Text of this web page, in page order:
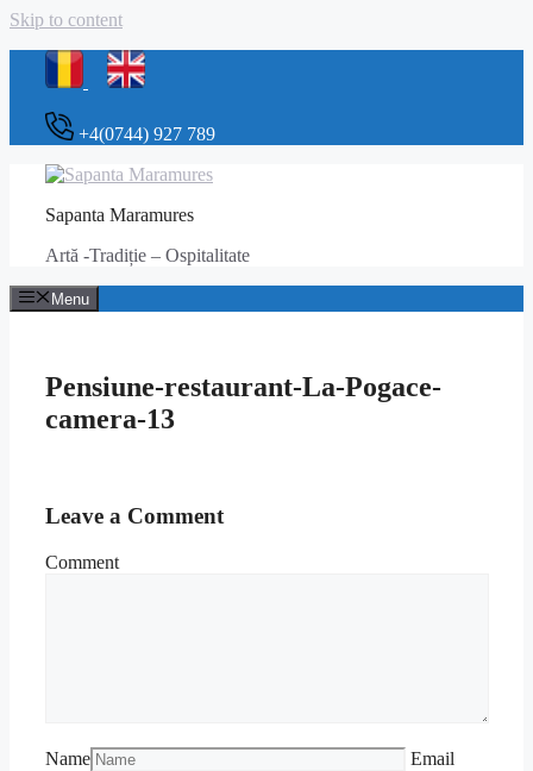
Skip to content
+4(0744) 927 789
Sapanta Maramures
Artă -Tradiție – Ospitalitate
Menu
Pensiune-restaurant-La-Pogace-
camera-13
Leave a Comment
Comment
Name
Email